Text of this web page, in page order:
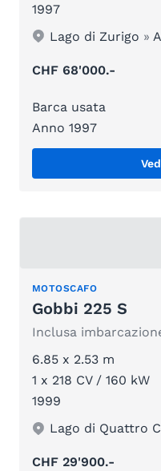
1997
Lago di Zurigo »
CHF 68'000.-
Barca usata
Anno 1997
MOTOSCAFO
Gobbi 225 S
6.85 x 2.53 m
1 x 218 CV / 160 kW
1999
Lago di Quattro
CHF 29'900.-